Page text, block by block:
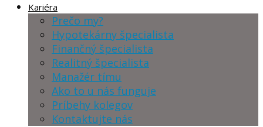
Kariéra
Prečo my?
Hypotekárny špecialista
Finančný špecialista
Realitný špecialista
Manažér tímu
Ako to u nás funguje
Príbehy kolegov
Kontaktujte nás